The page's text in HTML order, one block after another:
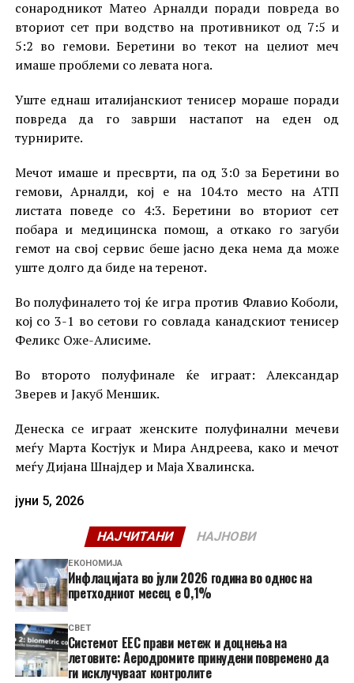
сонародникот Матео Арналди поради повреда во
вториот сет при водство на противникот од 7:5 и
5:2 во гемови. Беретини во текот на целиот меч
имаше проблеми со левата нога.
Уште еднаш италијанскиот тенисер мораше поради
повреда да го заврши настапот на еден од
турнирите.
Мечот имаше и пресврти, па од 3:0 за Беретини во
гемови, Арналди, кој е на 104.то место на АТП
листата поведе со 4:3. Беретини во вториот сет
побара и медицинска помош, а откако го загуби
гемот на свој сервис беше јасно дека нема да може
уште долго да биде на теренот.
Во полуфиналето тој ќе игра против Флавио Коболи,
кој со 3-1 во сетови го совлада канадскиот тенисер
Феликс Оже-Алисиме.
Во второто полуфинале ќе играат: Александар
Зверев и Јакуб Меншик.
Денеска се играат женските полуфинални мечеви
меѓу Марта Костјук и Мира Андреева, како и мечот
меѓу Дијана Шнајдер и Маја Хвалинска.
јуни 5, 2026
НАЈЧИТАНИ НАЈНОВИ
ЕКОНОМИЈА
Инфлацијата во јули 2026 година во однос на
претходниот месец е 0,1%
СВЕТ
Системот ЕЕС прави метеж и доцнења на
летовите: Аеродромите принудени повремено да
ги исклучуваат контролите